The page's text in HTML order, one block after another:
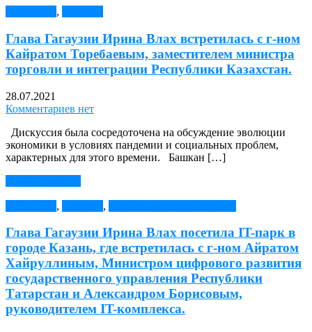
,
Глава Гагаузии Ирина Влах встретилась с г-ном
Кайратом Торебаевым, заместителем министра
торговли и интеграции Республики Казахстан.
28.07.2021
Комментариев нет
Дискуссия была сосредоточена на обсуждение эволюции
экономики в условиях пандемии и социальных проблем,
характерных для этого времени. Башкан […]
, ,
Глава Гагаузии Ирина Влах посетила IT-парк в
городе Казань, где встретилась с г-ном Айратом
Хайруллиным, Министром цифрового развития
государственного управления Республики
Татарстан и Александром Борисовым,
руководителем IT-комплекса.